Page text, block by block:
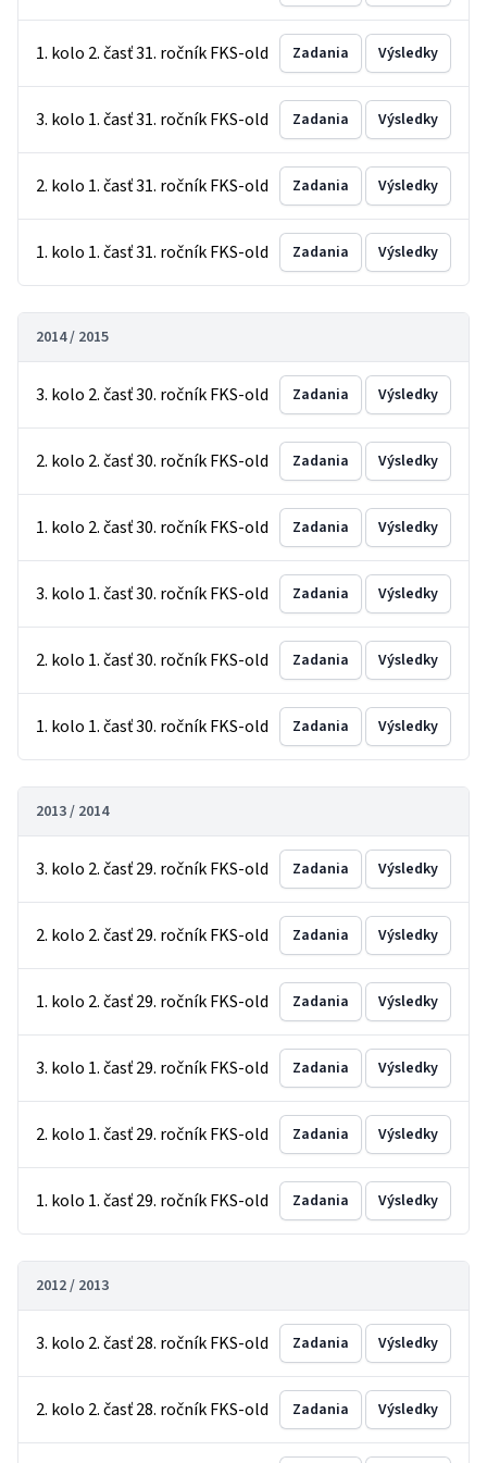
1. kolo 2. časť 31. ročník FKS-old Zadania Výsledky
3. kolo 1. časť 31. ročník FKS-old Zadania Výsledky
2. kolo 1. časť 31. ročník FKS-old Zadania Výsledky
1. kolo 1. časť 31. ročník FKS-old Zadania Výsledky
2014 / 2015
3. kolo 2. časť 30. ročník FKS-old Zadania Výsledky
2. kolo 2. časť 30. ročník FKS-old Zadania Výsledky
1. kolo 2. časť 30. ročník FKS-old Zadania Výsledky
3. kolo 1. časť 30. ročník FKS-old Zadania Výsledky
2. kolo 1. časť 30. ročník FKS-old Zadania Výsledky
1. kolo 1. časť 30. ročník FKS-old Zadania Výsledky
2013 / 2014
3. kolo 2. časť 29. ročník FKS-old Zadania Výsledky
2. kolo 2. časť 29. ročník FKS-old Zadania Výsledky
1. kolo 2. časť 29. ročník FKS-old Zadania Výsledky
3. kolo 1. časť 29. ročník FKS-old Zadania Výsledky
2. kolo 1. časť 29. ročník FKS-old Zadania Výsledky
1. kolo 1. časť 29. ročník FKS-old Zadania Výsledky
2012 / 2013
3. kolo 2. časť 28. ročník FKS-old Zadania Výsledky
2. kolo 2. časť 28. ročník FKS-old Zadania Výsledky